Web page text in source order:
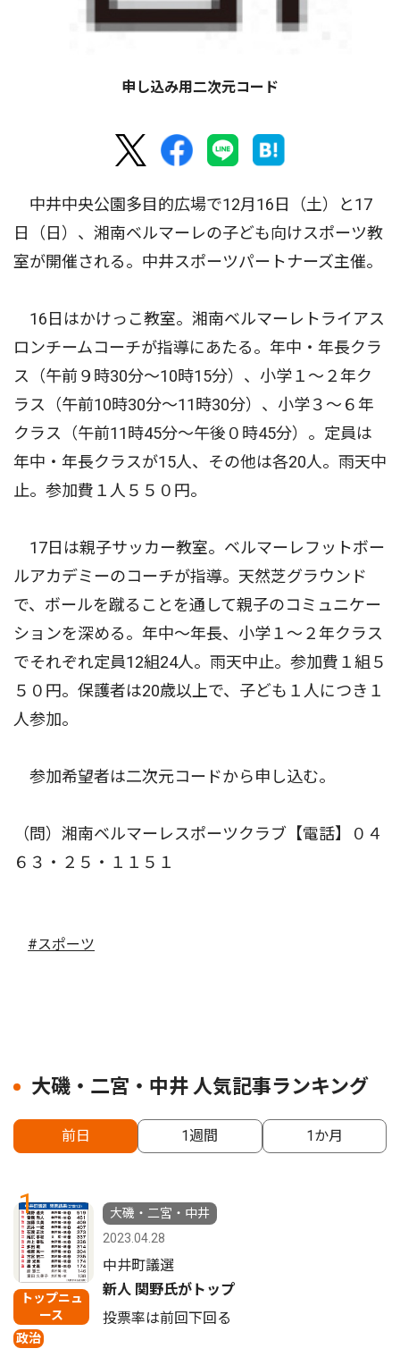
申し込み用二次元コード
中井中央公園多目的広場で12月16日（土）と17
日（日）、湘南ベルマーレの子ども向けスポーツ教
室が開催される。中井スポーツパートナーズ主催。
16日はかけっこ教室。湘南ベルマーレトライアス
ロンチームコーチが指導にあたる。年中・年長クラ
ス（午前９時30分〜10時15分）、小学１〜２年ク
ラス（午前10時30分〜11時30分）、小学３〜６年
クラス（午前11時45分〜午後０時45分）。定員は
年中・年長クラスが15人、その他は各20人。雨天中
止。参加費１人５５０円。
17日は親子サッカー教室。ベルマーレフットボー
ルアカデミーのコーチが指導。天然芝グラウンド
で、ボールを蹴ることを通して親子のコミュニケー
ションを深める。年中〜年長、小学１〜２年クラス
でそれぞれ定員12組24人。雨天中止。参加費１組５
５０円。保護者は20歳以上で、子ども１人につき１
人参加。
参加希望者は二次元コードから申し込む。
（問）湘南ベルマーレスポーツクラブ【電話】０４
６３・２５・１１５１
#スポーツ
大磯・二宮・中井 人気記事ランキング
前日 1週間 1か月
1
トップニュ
ース
政治
大磯・二宮・中井
2023.04.28
中井町議選
新人 関野氏がトップ
投票率は前回下回る